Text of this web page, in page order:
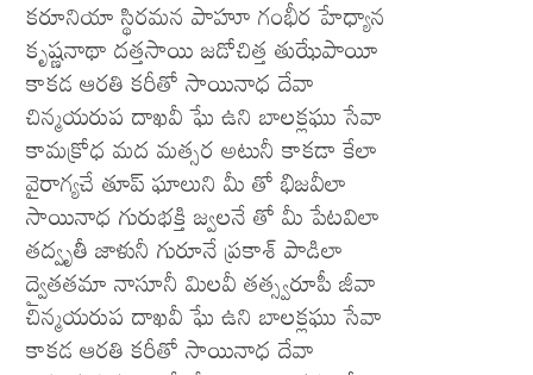
కరూనియా స్థిరమన పాహూ గంభీర హేధ్యాన
కృష్ణనాథా దత్తసాయి జడోచిత్త తుఝేపాయీ
కాకడ ఆరతి కరీతో సాయినాధ దేవా
చిన్మయరుప దాఖవీ ఘే ఉని బాలక్లఘు సేవా
కామక్రోధ మద మత్సర అటునీ కాకడా కేలా
వైరాగ్యచే తూప్ ఘాలుని మీ తో భిజవీలా
సాయినాధ గురుభక్తి జ్వలనే తో మీ పేటవిలా
తద్వృతీ జాళునీ గురూనే ప్రకాశ్ పాడిలా
ద్వైతతమా నాసూనీ మిలవీ తత్స్వరూపీ జీవా
చిన్మయరుప దాఖవీ ఘే ఉని బాలక్లఘు సేవా
కాకడ ఆరతి కరీతో సాయినాధ దేవా